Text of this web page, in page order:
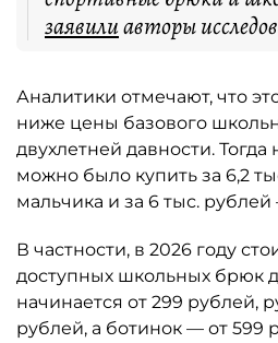
заявилиавторы
Аналитики отмечают, что
ниже цены базового
двухлетней давности.
можно было купить за 6,2
мальчика и за 6 тыс.
В частности, в 2026 году
доступных школьных брюк
начинается от 299 рублей,
рублей, а ботинок — от 599